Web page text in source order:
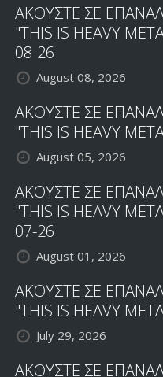
ΑΚΟΥΣΤΕ ΣΕ
"THIS IS HEAVY
08-26
August 08, 2026
ΑΚΟΥΣΤΕ ΣΕ
"THIS IS HEAVY
August 05, 2026
ΑΚΟΥΣΤΕ ΣΕ
"THIS IS HEAVY
07-26
August 01, 2026
ΑΚΟΥΣΤΕ ΣΕ
"THIS IS HEAVY
July 29, 2026
ΑΚΟΥΣΤΕ ΣΕ